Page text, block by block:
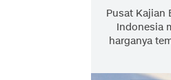
Pusat Kajian
Indonesia
harganya